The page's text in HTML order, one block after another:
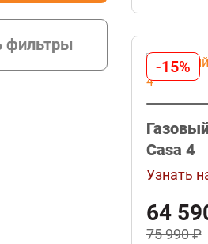
-15%
Casa 4
Узнать
64
75 990 ₽